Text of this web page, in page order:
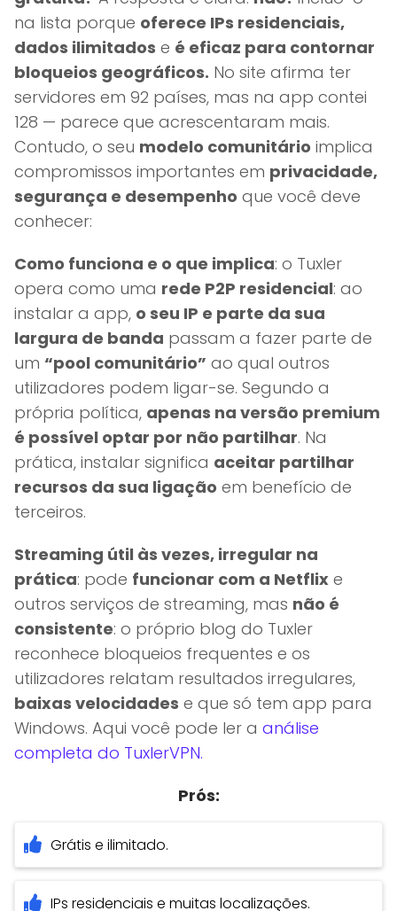
na lista porque oferece IPs residenciais,
dados ilimitados e é eficaz para contornar
bloqueios geográficos. No site afirma ter
servidores em 92 países, mas na app contei
128 — parece que acrescentaram mais.
Contudo, o seu modelo comunitário implica
compromissos importantes em privacidade,
segurança e desempenho que você deve
conhecer:
Como funciona e o que implica: o Tuxler
opera como uma rede P2P residencial: ao
instalar a app, o seu IP e parte da sua
largura de banda passam a fazer parte de
um “pool comunitário” ao qual outros
utilizadores podem ligar-se. Segundo a
própria política, apenas na versão premium
é possível optar por não partilhar. Na
prática, instalar significa aceitar partilhar
recursos da sua ligação em benefício de
terceiros.
Streaming útil às vezes, irregular na
prática: pode funcionar com a Netflix e
outros serviços de streaming, mas não é
consistente: o próprio blog do Tuxler
reconhece bloqueios frequentes e os
utilizadores relatam resultados irregulares,
baixas velocidades e que só tem app para
Windows. Aqui você pode ler a análise
completa do TuxlerVPN.
Prós:
Grátis e ilimitado.
IPs residenciais e muitas localizações.